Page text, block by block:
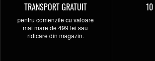
TRANSPORT GRATUIT
pentru comenzile cu valoare
mai mare de 499 lei sau
ridicare din magazin.
10